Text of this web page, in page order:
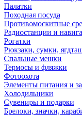
Палатки
Походная посуда
Противомоскитные
Радиостанции и
Рогатки
Рюкзаки, сумки,
Спальные мешки
Термосы и фляжки
Фотоохота
Элементы питания и
Холодильники
Сувениры и подарки
Брелоки, значки,